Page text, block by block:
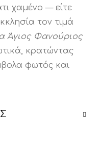
χαμένο — είτε
τον τιμά
Άγιος Φανούριος
κρατώντας
φωτός και